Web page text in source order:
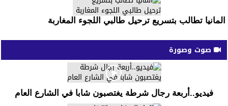
المانيا تطالب بتسريع ترحيل طالبي اللجوء المغاربة
صوت وصورة
فيديو..أربعة رجال شرطة يغتصبون شابا في الشارع العام